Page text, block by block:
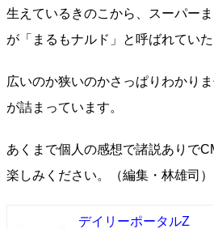
生えているきのこから、スーパー
が「まるもナルド」と呼ばれていた
広いのか狭いのかさっぱりわかり
が詰まっています。
あくまで個人の感想で諸説ありで
楽しみください。（編集・林雄司）
デイリーポータルZ